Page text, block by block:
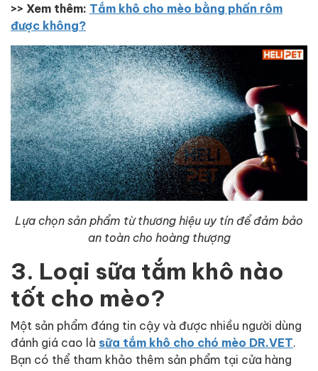
>> Xem thêm: Tắm khô cho mèo bằng phấn rôm
được không?
Lựa chọn sản phẩm từ thương hiệu uy tín để đảm bảo
an toàn cho hoàng thượng
3. Loại sữa tắm khô nào
tốt cho mèo?
Một sản phẩm đáng tin cậy và được nhiều người dùng
đánh giá cao là sữa tắm khô cho chó mèo DR.VET.
Bạn có thể tham khảo thêm sản phẩm tại cửa hàng